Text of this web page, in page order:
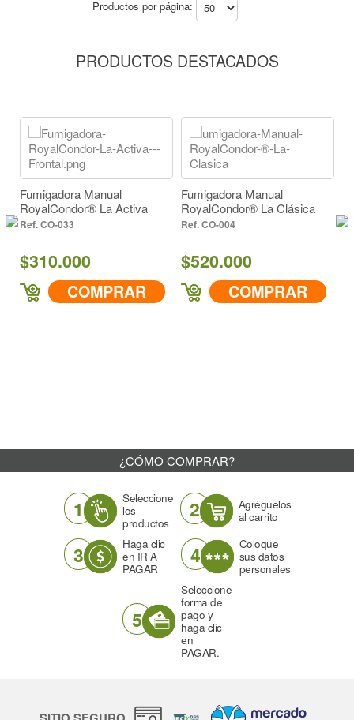
Productos por página:
PRODUCTOS DESTACADOS
Fumigadora Manual
RoyalCondor® La Activa
CO-033
$310.000
COMPRAR
Fumigadora Manual
RoyalCondor® La Clásica
CO-004
$520.000
COMPRAR
¿CÓMO COMPRAR?
1
Seleccione
los
productos
2
Agréguelos
al carrito
3
Haga clic
en IR A
PAGAR
4
Coloque
sus datos
personales
5
Seleccione
forma de
pago y
haga clic
en
PAGAR.